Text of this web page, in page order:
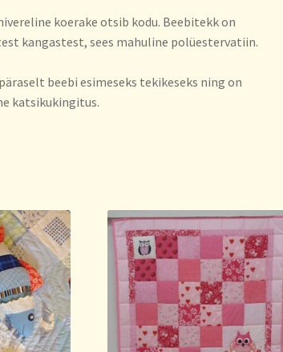
koerake otsib kodu. Beebitekk on
kangastest, sees mahuline polüestervatiin.
beebi esimeseks tekikeseks ning on
katsikukingitus.